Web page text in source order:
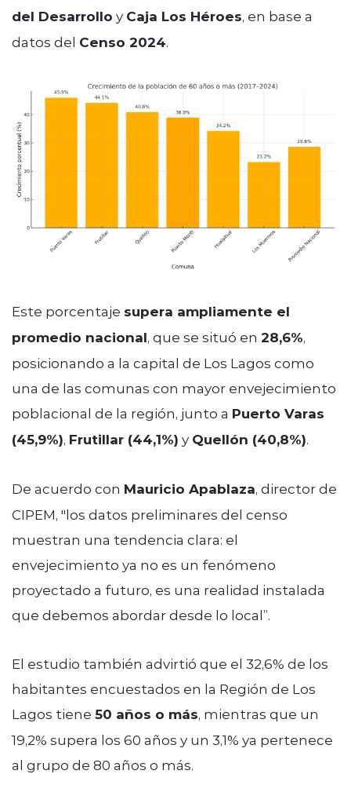
del Desarrollo y Caja Los Héroes, en base a
datos del Censo 2024.
Este porcentaje supera ampliamente el
promedio nacional, que se situó en 28,6%,
posicionando a la capital de Los Lagos como
una de las comunas con mayor envejecimiento
poblacional de la región, junto a Puerto Varas
(45,9%), Frutillar (44,1%) y Quellón (40,8%).
De acuerdo con Mauricio Apablaza, director de
CIPEM, "los datos preliminares del censo
muestran una tendencia clara: el
envejecimiento ya no es un fenómeno
proyectado a futuro, es una realidad instalada
que debemos abordar desde lo local”.
El estudio también advirtió que el 32,6% de los
habitantes encuestados en la Región de Los
Lagos tiene 50 años o más, mientras que un
19,2% supera los 60 años y un 3,1% ya pertenece
al grupo de 80 años o más.